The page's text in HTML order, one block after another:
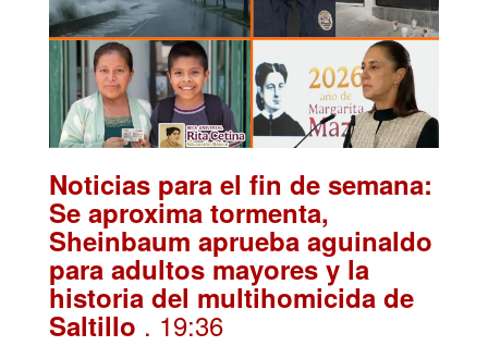
Noticias para el fin de semana:
Se aproxima tormenta,
Sheinbaum aprueba aguinaldo
para adultos mayores y la
historia del multihomicida de
Saltillo . 19:36